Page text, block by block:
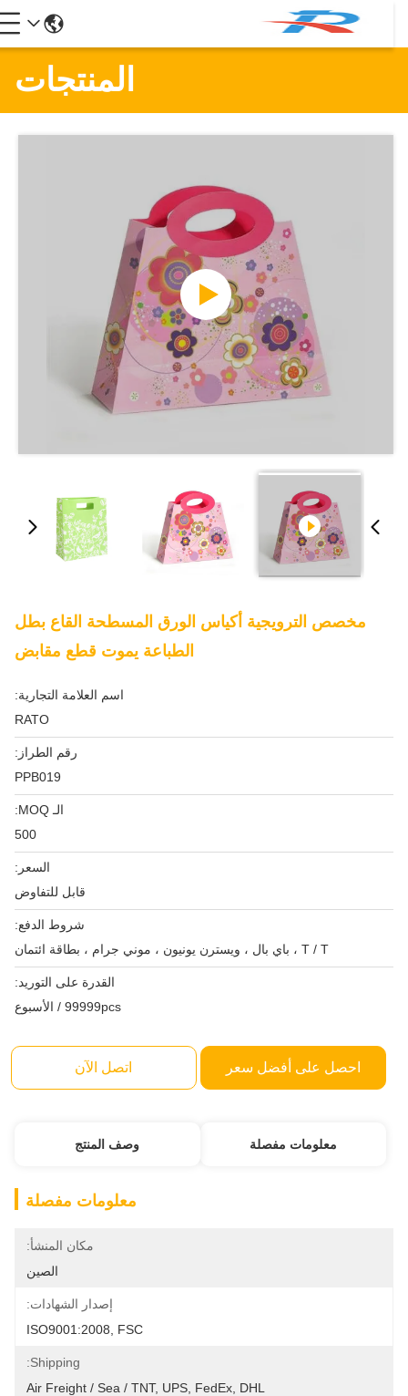
المنتجات
مخصص الترويجية أكياس الورق المسطحة القاع بطل
الطباعة يموت قطع مقابض
اسم العلامة التجارية:
RATO
رقم الطراز:
PPB019
الـ MOQ:
500
السعر:
قابل للتفاوض
شروط الدفع:
T / T ، باي بال ، ويسترن يونيون ، موني جرام ، بطاقة ائتمان
القدرة على التوريد:
99999pcs / الأسبوع
احصل على أفضل سعر اتصل الآن
معلومات مفصلة وصف المنتج
معلومات مفصلة
مكان المنشأ:
الصين
إصدار الشهادات:
ISO9001:2008, FSC
Shipping:
Air Freight / Sea / TNT, UPS, FedEx, DHL